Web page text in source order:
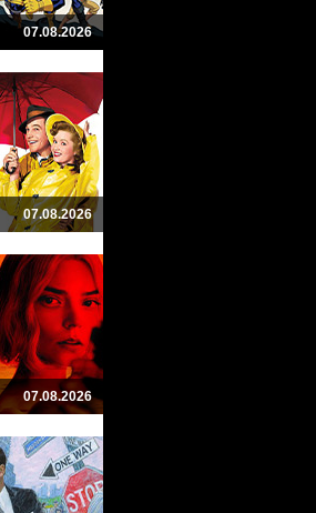
07.08.2026
07.08.2026
07.08.2026